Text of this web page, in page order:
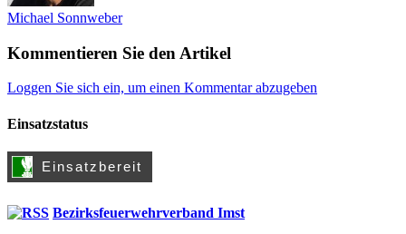
Michael Sonnweber
Kommentieren Sie den Artikel
Loggen Sie sich ein, um einen Kommentar abzugeben
Einsatzstatus
Bezirksfeuerwehrverband Imst